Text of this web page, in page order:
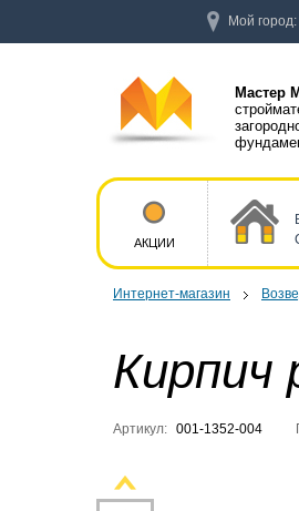
Интернет-магазин
Кирпич
Артикул: 001-1352-004
Мастер
АКЦИИ
Мой город: